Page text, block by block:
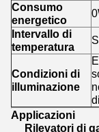
Consumo
energetico
Intervallo di
temperatura
Condizioni di
illuminazione
Applicazioni
Rilevatori di